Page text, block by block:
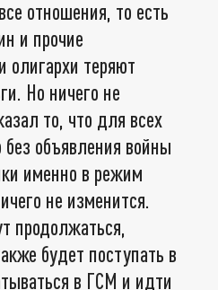
отношения, то есть
и прочие
теряют
Но ничего не
то, что для всех
объявления войны
именно в режим
не изменится.
продолжаться,
будет поступать в
в ГСМ и идти